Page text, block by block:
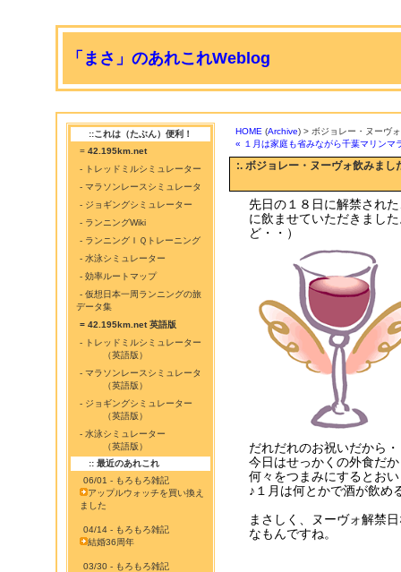
「まさ」のあれこれWeblog
::これは（たぶん）便利！
= 42.195km.net
- トレッドミルシミュレーター
- マラソンレースシミュレータ
- ジョギングシミュレーター
- ランニングWiki
- ランニングＩＱトレーニング
- 水泳シミュレーター
- 効率ルートマップ
- 仮想日本一周ランニングの旅
データ集
= 42.195km.net 英語版
- トレッドミルシミュレーター
（英語版）
- マラソンレースシミュレータ
（英語版）
- ジョギングシミュレーター
（英語版）
- 水泳シミュレーター
（英語版）
:: 最近のあれこれ
06/01 - もろもろ雑記
アップルウォッチを買い換え
ました
04/14 - もろもろ雑記
結婚36周年
03/30 - もろもろ雑記
HOME (Archive) > ボジョレー・ヌーヴ
« １月は家庭も省みながら千葉マリンマ
:. ボジョレー・ヌーヴォ飲みまし
先日の１８日に解禁され
に飲ませていただきまし
ど・・）
だれだれのお祝いだから
今日はせっかくの外食だ
何々をつまみにするとお
♪１月は何とかで酒が飲め
まさしく、ヌーヴォ解禁
なもんですね。